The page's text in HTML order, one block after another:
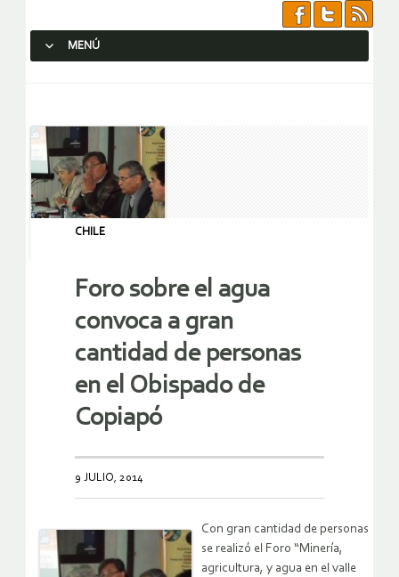
MENÚ
CHILE
Foro sobre el agua
convoca a gran
cantidad de personas
en el Obispado de
Copiapó
9 JULIO, 2014
Con gran cantidad de personas
se realizó el Foro “Minería,
agricultura, y agua en el valle